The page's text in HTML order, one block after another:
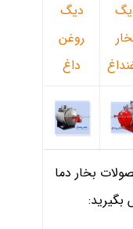
دیگ
روغن
داغ
بخار دما
بگیرید: